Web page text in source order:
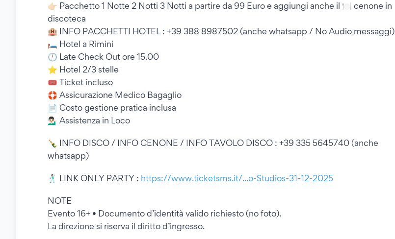
👉🏻 Pacchetto 1 Notte 2 Notti 3 Notti a partire da 99 Euro e aggiungi anche il 🍽 cenone in
discoteca
🏨 INFO PACCHETTI HOTEL : +39 388 8987502 (anche whatsapp / No Audio messaggi)
🛏 Hotel a Rimini
🕛 Late Check Out ore 15.00
⭐ Hotel 2/3 stelle
🎟 Ticket incluso
🛟 Assicurazione Medico Bagaglio
📄 Costo gestione pratica inclusa
💁🏻‍♂ Assistenza in Loco
🍾 INFO DISCO / INFO CENONE / INFO TAVOLO DISCO : +39 335 5645740 (anche
whatsapp)
🕺🏻 LINK ONLY PARTY : https://www.ticketsms.it/...o-Studios-31-12-2025
NOTE
Evento 16+ • Documento d’identità valido richiesto (no foto).
La direzione si riserva il diritto d’ingresso.